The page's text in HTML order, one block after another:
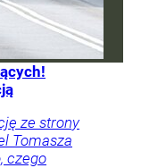
ze strony
Tomasza
czego